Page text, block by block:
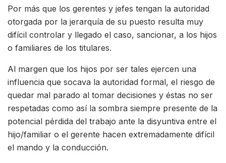
Por más que los gerentes y jefes tengan la autoridad
otorgada por la jerarquía de su puesto resulta muy
difícil controlar y llegado el caso, sancionar, a los hijos
o familiares de los titulares.
Al margen que los hijos por ser tales ejercen una
influencia que socava la autoridad formal, el riesgo de
quedar mal parado al tomar decisiones y éstas no ser
respetadas como así la sombra siempre presente de la
potencial pérdida del trabajo ante la disyuntiva entre el
hijo/familiar o el gerente hacen extremadamente difícil
el mando y la conducción.